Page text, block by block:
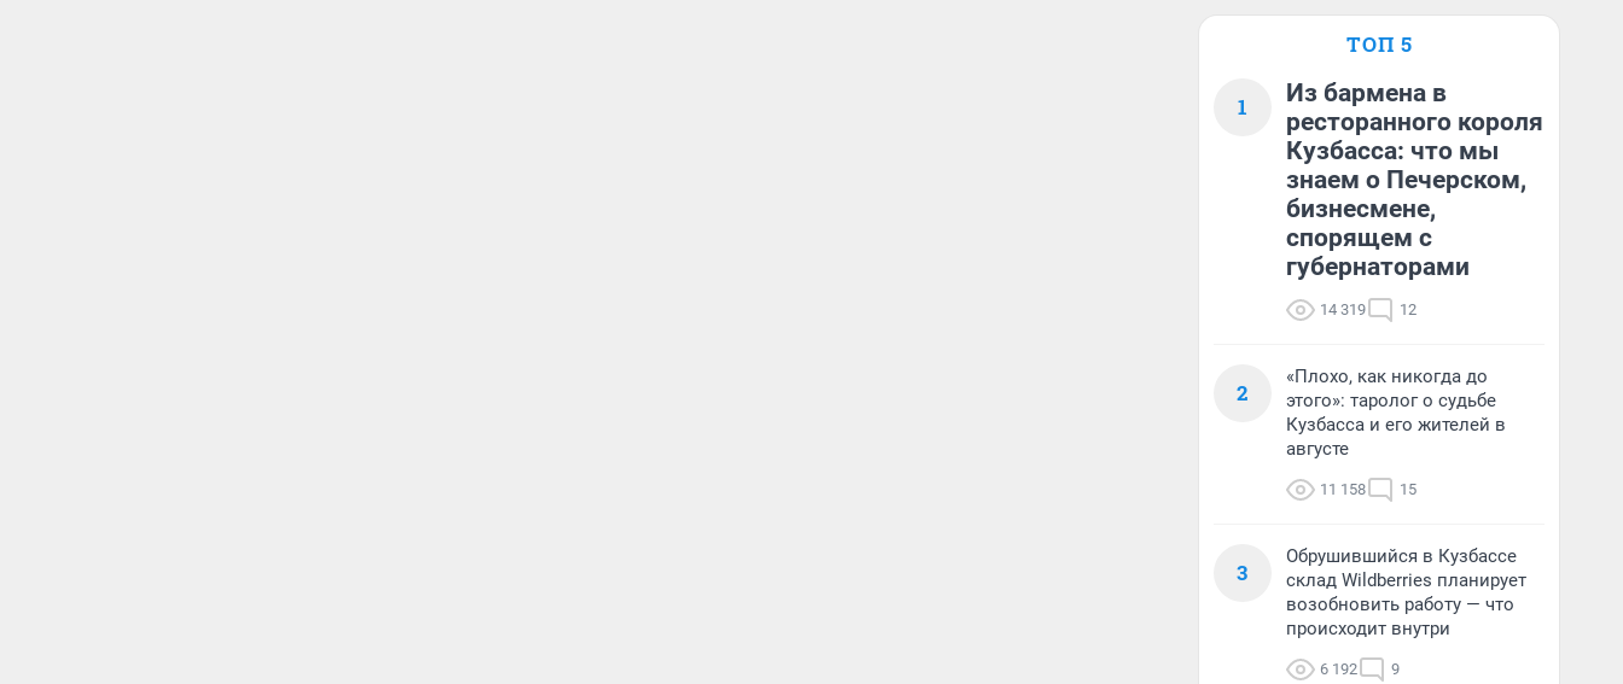
ТОП 5
1
Из бармена в
ресторанного короля
Кузбасса: что мы
знаем о Печерском,
бизнесмене,
спорящем с
губернаторами
14 319 12
2
«Плохо, как никогда до
этого»: таролог о судьбе
Кузбасса и его жителей в
августе
11 158 15
3
Обрушившийся в Кузбассе
склад Wildberries планирует
возобновить работу — что
происходит внутри
6 192 9